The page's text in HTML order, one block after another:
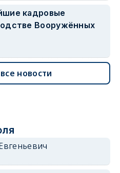
кадровые
Вооружённых
новости